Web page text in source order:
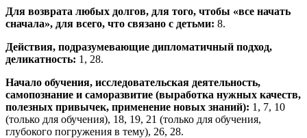
Для возврата любых долгов, для того, чтобы «все начать
сначала», для всего, что связано с детьми: 8.
Действия, подразумевающие дипломатичный подход,
деликатность: 1, 28.
Начало обучения, исследовательская деятельность,
самопознание и саморазвитие (выработка нужных качеств,
полезных привычек, применение новых знаний): 1, 7, 10
(только для обучения), 18, 19, 21 (только для обучения,
глубокого погружения в тему), 26, 28.